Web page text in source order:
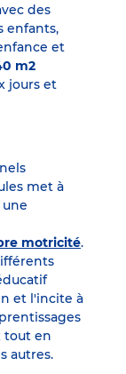
des
enfants,
et
m2
jours et
met à
une
motricité.
et l'incite à
tout en
autres.